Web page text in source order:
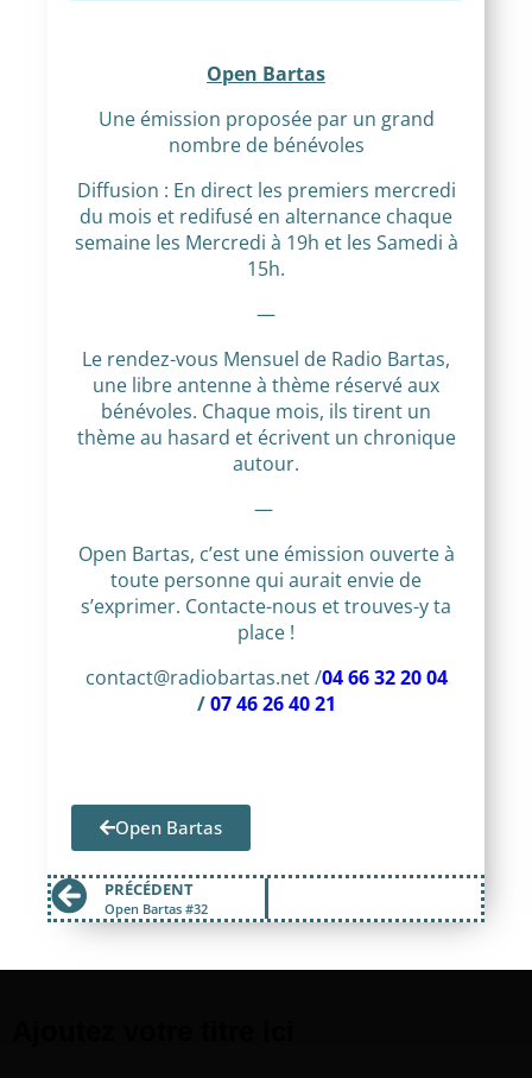
Open Bartas
Une émission proposée par un grand
nombre de bénévoles
Diffusion : En direct les premiers mercredi
du mois et redifusé en alternance chaque
semaine les Mercredi à 19h et les Samedi à
15h.
—
Le rendez-vous Mensuel de Radio Bartas,
une libre antenne à thème réservé aux
bénévoles. Chaque mois, ils tirent un
thème au hasard et écrivent un chronique
autour.
—
Open Bartas, c’est une émission ouverte à
toute personne qui aurait envie de
s’exprimer. Contacte-nous et trouves-y ta
place !
contact@radiobartas.net /04 66 32 20 04
/07 46 26 40 21
Open Bartas
PRÉCÉDENT
Open Bartas #32